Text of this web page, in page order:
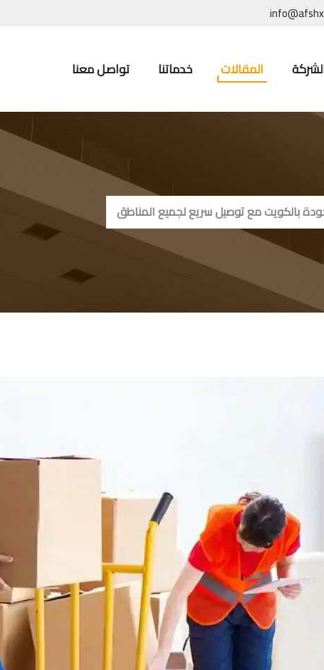
المقالات خدماتنا تواصل معنا
بالكويت مع توصيل سريع لجميع المناطق